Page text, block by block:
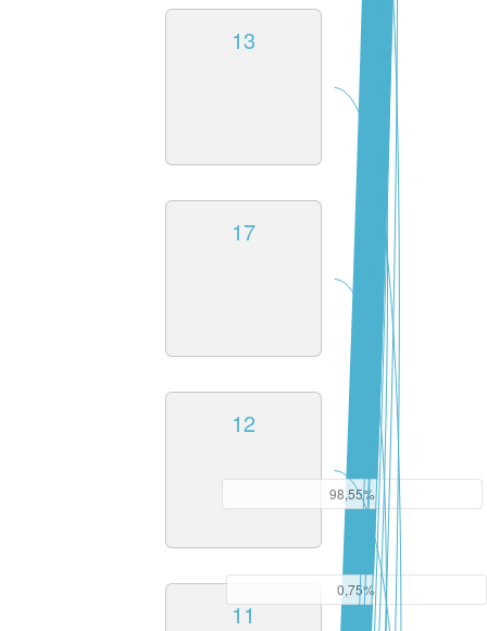
13
17
12
11
98,55%
0,75%